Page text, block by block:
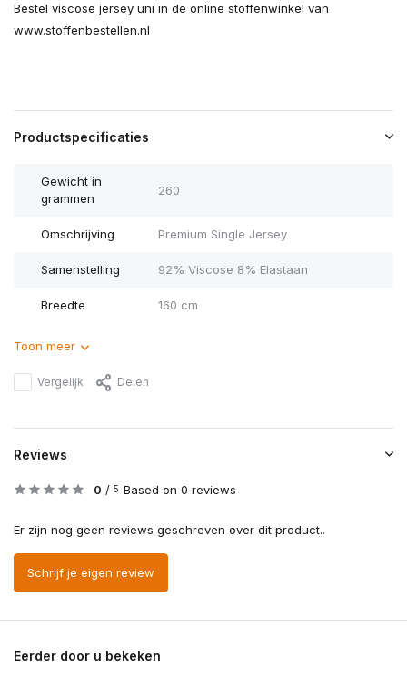
Bestel viscose jersey uni in de online stoffenwinkel van
www.stoffenbestellen.nl
Productspecificaties
Gewicht in
grammen
260
Omschrijving Premium Single Jersey
Samenstelling 92% Viscose 8% Elastaan
Breedte 160 cm
Toon meer
Vergelijk Delen
Reviews
0 / 5 Based on 0 reviews
Er zijn nog geen reviews geschreven over dit product..
Schrijf je eigen review
Eerder door u bekeken